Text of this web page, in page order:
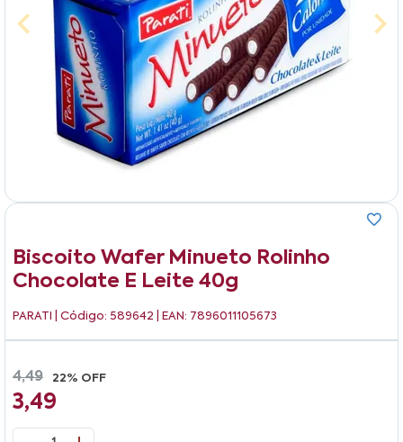
Biscoito Wafer Minueto Rolinho
Chocolate E Leite 40g
PARATI | Código: 589642 | EAN: 7896011105673
4,49 22% OFF
3,49